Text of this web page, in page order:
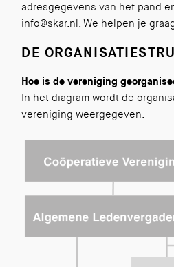
adresgegevens van het pand
info@skar.nl. We helpen je
DE
Hoe is de vereniging
In het diagram wordt de
vereniging weergegeven.